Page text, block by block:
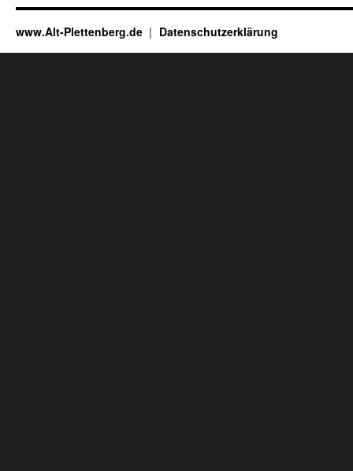
www.Alt-Plettenberg.de Datenschutzerklärung